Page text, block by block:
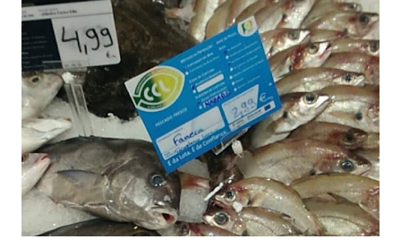
asma, rinite , baixo peso à nascença, o estresse e a
ansiedade são fatores de risco e aumentam a probabilidade
de surgirem episódios agudos da doença inflamatória. Os
episódios agudos de inflamação da pele é mais comum nas
mudanças de clima ou estação, mudança de produtos de
higiene, na infância e em situações de estresse e ansiedade ,
a pele atópica, no adulto, caracteriza-se pelo aparecimento
de manchas vermelhas descamativas no pescoço, flexuras,
pulsos e mãos. Os sintomas da de...